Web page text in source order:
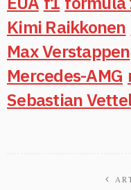
Kimi Raikkonen
Max Verstappen
Mercedes-AMG
Sebastian